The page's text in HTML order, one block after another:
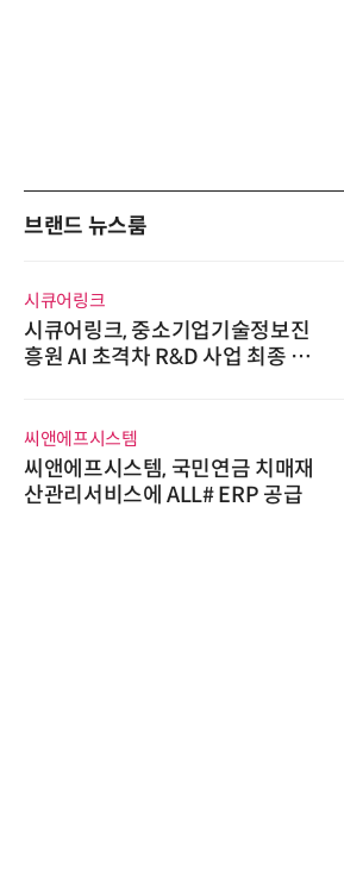
브랜드 뉴스룸
시큐어링크
시큐어링크, 중소기업기술정보진
흥원 AI 초격차 R&D 사업 최종 선
씨앤에프시스템
씨앤에프시스템, 국민연금 치매재
산관리서비스에 ALL# ERP 공급